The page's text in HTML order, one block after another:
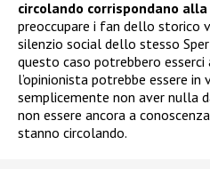
circolando corrispondano
preoccupare i fan dello storico
silenzio social dello stesso
questo caso potrebbero esserci
l’opinionista potrebbe essere in
semplicemente non aver nulla
non essere ancora a
stanno circolando.